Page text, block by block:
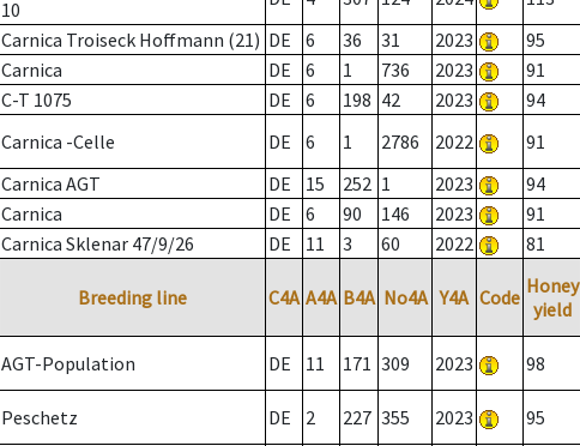
10
Carnica Troiseck Hoffmann (21) DE 6 36 31 2023 95
Carnica DE 6 1 736 2023 91
C-T 1075 DE 6 198 42 2023 94
Carnica -Celle DE 6 1 2786 2022 91
Carnica AGT DE 15 252 1 2023 94
Carnica DE 6 90 146 2023 91
Carnica Sklenar 47/9/26 DE 11 3 60 2022 81
Breeding line C4A A4A B4A No4A Y4A Code Honey
yield
AGT-Population DE 11 171 309 2023 98
Peschetz DE 2 227 355 2023 95